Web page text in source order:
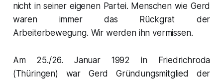
nicht in seiner eigenen Partei. Menschen wie Gerd
waren immer das Rückgrat der
Arbeiterbewegung. Wir werden ihn vermissen.
Am 25./26. Januar 1992 in Friedrichroda
(Thüringen) war Gerd Gründungsmitglied der